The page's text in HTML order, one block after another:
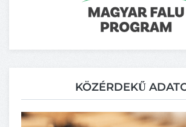
KÖZÉRDEKŰ